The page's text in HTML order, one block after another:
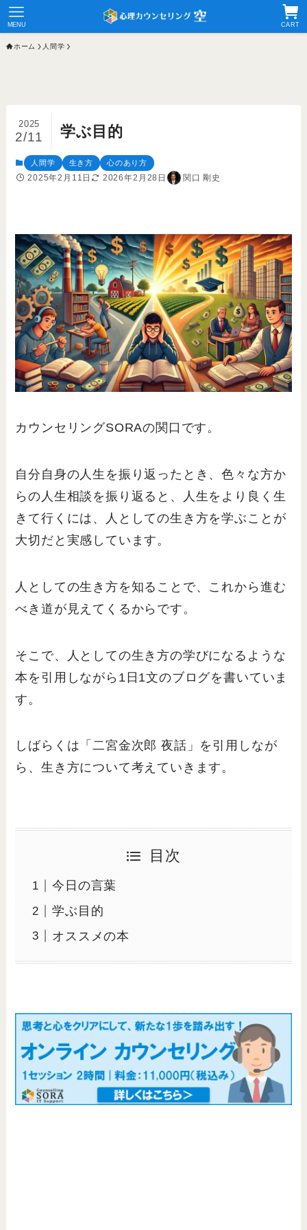
CART
MENU
ホーム 人間学
学ぶ目的
2025
2/11
人間学 生き方 心のあり方
2025年2月11日 2026年2月28日 関口 剛史
カウンセリングSORAの関口です。
自分自身の人生を振り返ったとき、色々な方か
らの人生相談を振り返ると、人生をより良く生
きて行くには、人としての生き方を学ぶことが
大切だと実感しています。
人としての生き方を知ることで、これから進む
べき道が見えてくるからです。
そこで、人としての生き方の学びになるような
本を引用しながら1日1文のブログを書いていま
す。
しばらくは「二宮金次郎 夜話」を引用しなが
ら、生き方について考えていきます。
目次
今日の言葉
学ぶ目的
オススメの本